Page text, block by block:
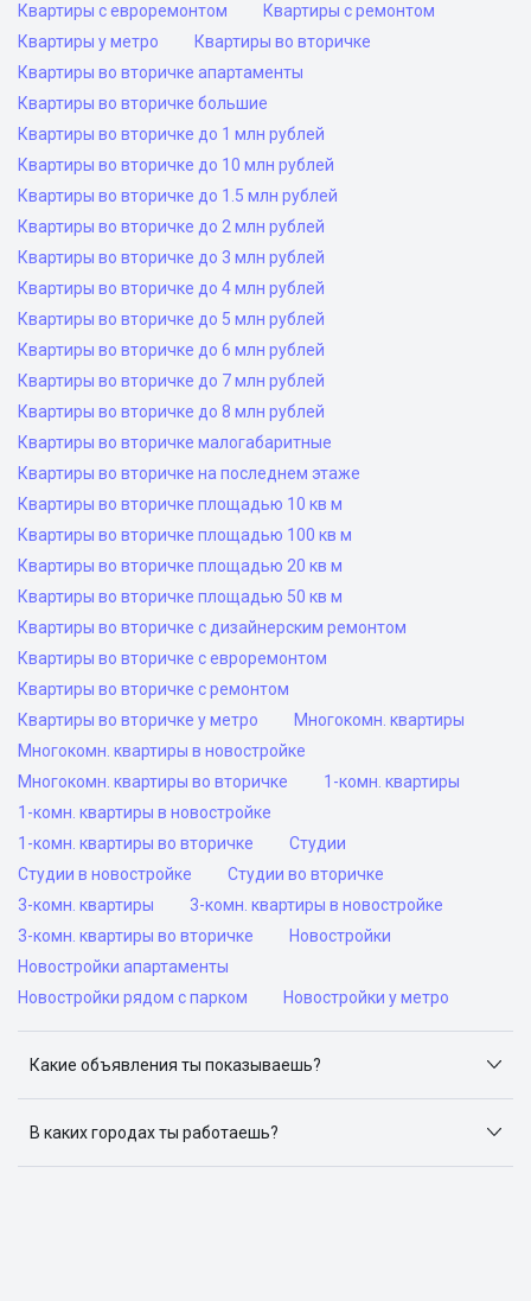
Квартиры с евроремонтом
Квартиры с ремонтом
Квартиры у метро
Квартиры во вторичке
Квартиры во вторичке апартаменты
Квартиры во вторичке большие
Квартиры во вторичке до 1 млн рублей
Квартиры во вторичке до 10 млн рублей
Квартиры во вторичке до 1.5 млн рублей
Квартиры во вторичке до 2 млн рублей
Квартиры во вторичке до 3 млн рублей
Квартиры во вторичке до 4 млн рублей
Квартиры во вторичке до 5 млн рублей
Квартиры во вторичке до 6 млн рублей
Квартиры во вторичке до 7 млн рублей
Квартиры во вторичке до 8 млн рублей
Квартиры во вторичке малогабаритные
Квартиры во вторичке на последнем этаже
Квартиры во вторичке площадью 10 кв м
Квартиры во вторичке площадью 100 кв м
Квартиры во вторичке площадью 20 кв м
Квартиры во вторичке площадью 50 кв м
Квартиры во вторичке с дизайнерским ремонтом
Квартиры во вторичке с евроремонтом
Квартиры во вторичке с ремонтом
Квартиры во вторичке у метро
Многокомн. квартиры
Многокомн. квартиры в новостройке
Многокомн. квартиры во вторичке
1-комн. квартиры
1-комн. квартиры в новостройке
1-комн. квартиры во вторичке
Студии
Студии в новостройке
Студии во вторичке
3-комн. квартиры
3-комн. квартиры в новостройке
3-комн. квартиры во вторичке
Новостройки
Новостройки апартаменты
Новостройки рядом с парком
Новостройки у метро
Какие объявления ты показываешь?
объявлений: ЦИАН, Домклик, Яндекс.Недвижимость,
Авито, Самолет.Плюс.
В каких городах ты работаешь?